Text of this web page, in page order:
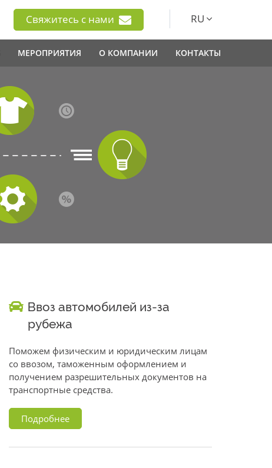
Свяжитесь с нами RU
МЕРОПРИЯТИЯ О КОМПАНИИ КОНТАКТЫ
Ввоз автомобилей из-за
рубежа
Поможем физическим и юридическим лицам
со ввозом, таможенным оформлением и
получением разрешительных документов на
транспортные средства.
Подробнее